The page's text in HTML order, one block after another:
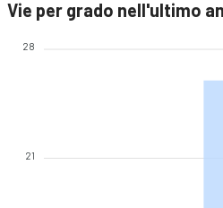
Vie per grado nell'ultimo
28
21